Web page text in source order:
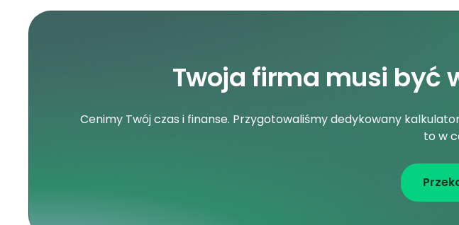
Twoja firma musi być
Cenimy Twój czas i finanse. Przygotowaliśmy dedykowany
to w